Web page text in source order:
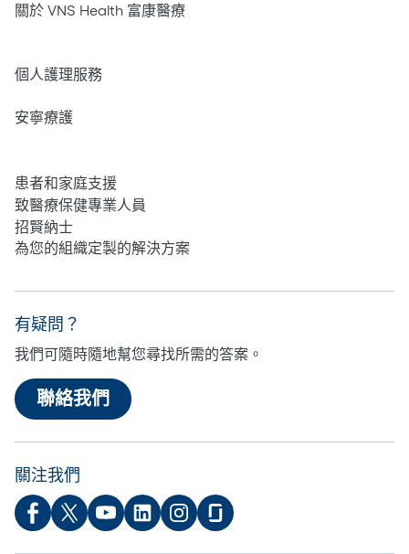
關於 VNS Health 富康醫療
個人護理服務
安寧療護
患者和家庭支援
致醫療保健專業人員
招賢納士
為您的組織定製的解決方案
有疑問？
我們可隨時隨地幫您尋找所需的答案。
聯絡我們
關注我們